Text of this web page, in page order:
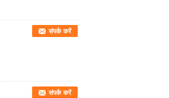
संपर्क करें
संपर्क करें